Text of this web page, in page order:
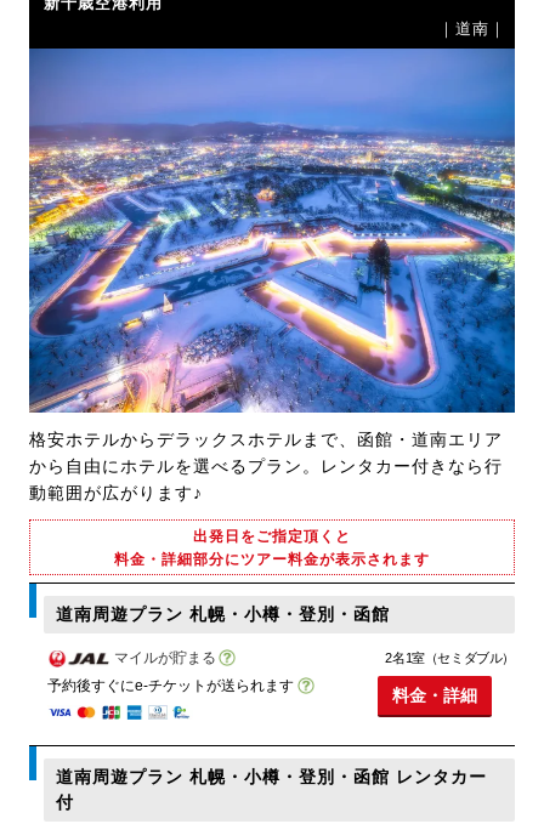
｜道南｜
格安ホテルからデラックスホテルまで、函館・道南エリア
から自由にホテルを選べるプラン。レンタカー付きなら行
動範囲が広がります♪
出発日をご指定頂くと
料金・詳細部分にツアー料金が表示されます
道南周遊プラン 札幌・小樽・登別・函館
マイルが貯まる
予約後すぐにe-チケットが送られます
2名1室（セミダブル）
料金・詳細
道南周遊プラン 札幌・小樽・登別・函館 レンタカー
付